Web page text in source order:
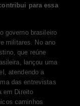
para essa
governo brasileiro
militares. No ano
que reúne
lançou uma
atendendo a
das entrevistas
em Direito
caminhos